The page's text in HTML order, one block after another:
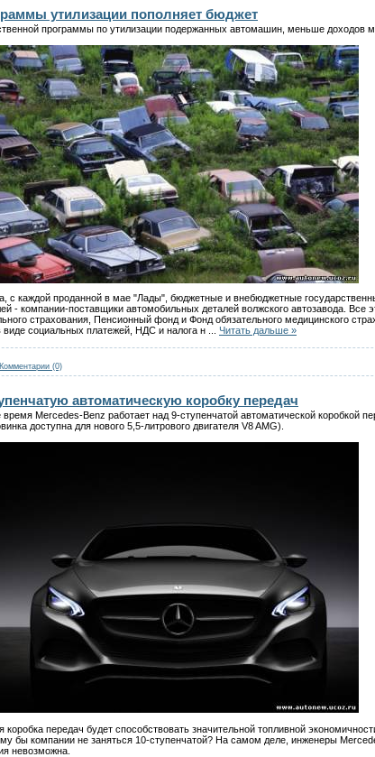
утилизации пополняет бюджет
программы по утилизации подержанных автомашин, меньше доходов
с каждой проданной в мае "Лады", бюджетные и внебюджетные
- компании-поставщики автомобильных деталей волжского автозавода. Все
страхования, Пенсионный фонд и Фонд обязательного медицинского
социальных платежей, НДС и налога н
Читать дальше »
Комментарии (0)
автоматическую коробку передач
Mercedes-Benz работает над 9-ступенчатой автоматической коробкой
доступна для нового 5,5-литрового двигателя V8 AMG).
коробка передач будет способствовать значительной топливной
бы компании не заняться 10-ступенчатой? На самом деле, инженеры
невозможна.